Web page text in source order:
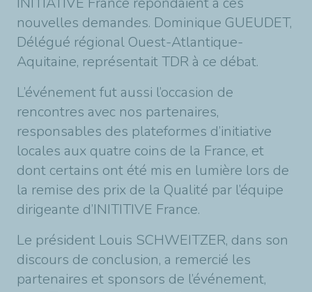
nouvelles demandes. Dominique GUEUDET,
Délégué régional Ouest-Atlantique-
Aquitaine, représentait TDR à ce débat.
L’événement fut aussi l’occasion de
rencontres avec nos partenaires,
responsables des plateformes d’initiative
locales aux quatre coins de la France, et
dont certains ont été mis en lumière lors de
la remise des prix de la Qualité par l’équipe
dirigeante d’INITITIVE France.
Le président Louis SCHWEITZER, dans son
discours de conclusion, a remercié les
partenaires et sponsors de l’événement,